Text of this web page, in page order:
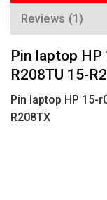
Reviews (1)
Pin laptop HP
R208TU 15-
Pin laptop HP 15-
R208TX